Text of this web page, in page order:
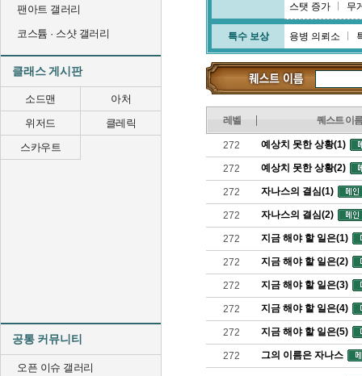
팬아트 갤러리
코스튬 · 스샷 갤러리
클래스 게시판
소드맨
아처
위저드
클레릭
스카우트
공통 커뮤니티
오픈 이슈 갤러리
스탯 증가 무
특수 보상 용병 의뢰소
레벨 퀘스트 이름
272 예상치 못한 상황(1)
272 예상치 못한 상황(2)
272 자나스의 결심(1)
272 자나스의 결심(2)
272 지금 해야 할 일은(1)
272 지금 해야 할 일은(2)
272 지금 해야 할 일은(3)
272 지금 해야 할 일은(4)
272 지금 해야 할 일은(5)
272 그의 이름은 자나스